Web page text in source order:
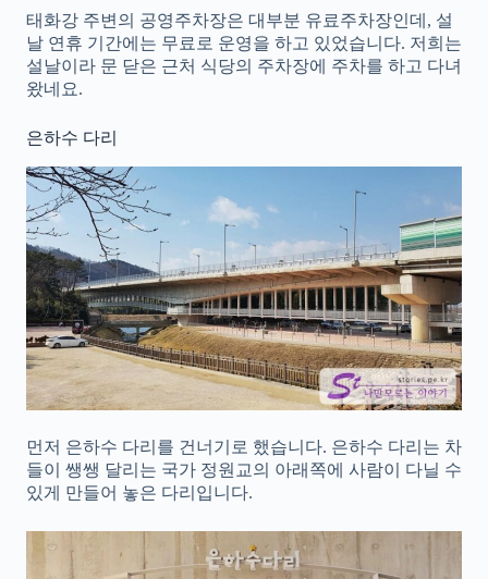
태화강 주변의 공영주차장은 대부분 유료주차장인데, 설
날 연휴 기간에는 무료로 운영을 하고 있었습니다. 저희는
설날이라 문 닫은 근처 식당의 주차장에 주차를 하고 다녀
왔네요.
은하수 다리
먼저 은하수 다리를 건너기로 했습니다. 은하수 다리는 차
들이 쌩쌩 달리는 국가 정원교의 아래쪽에 사람이 다닐 수
있게 만들어 놓은 다리입니다.